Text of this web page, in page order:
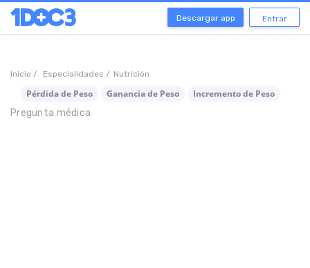
Descargar app Entrar
Inicio / Especialidades / Nutrición
Pérdida de Peso Ganancia de Peso
Incremento de Peso
Pregunta médica